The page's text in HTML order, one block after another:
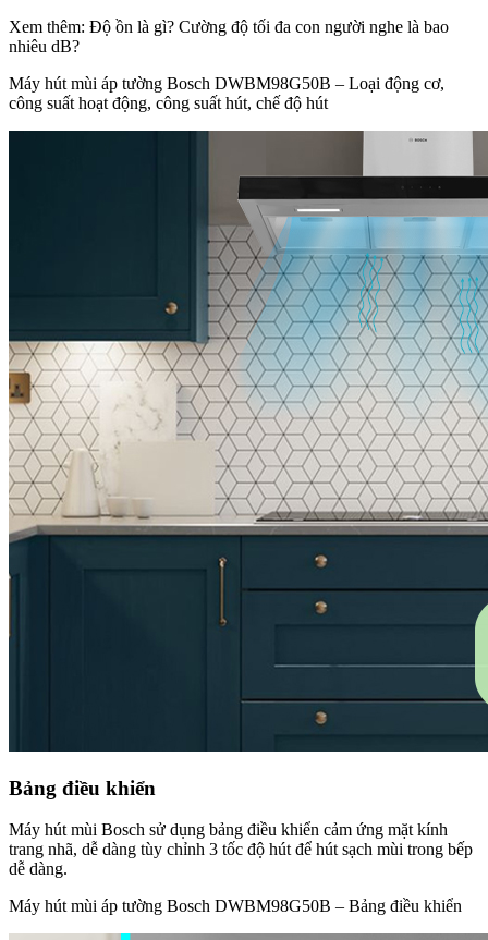
Xem thêm: Độ ồn là gì? Cường độ tối đa con người nghe là bao
nhiêu dB?
Máy hút mùi áp tường Bosch DWBM98G50B – Loại động cơ,
công suất hoạt động, công suất hút, chế độ hút
Bảng điều khiển
Máy hút mùi Bosch sử dụng bảng điều khiển cảm ứng mặt kính
trang nhã, dễ dàng tùy chỉnh 3 tốc độ hút để hút sạch mùi trong bếp
dễ dàng.
Máy hút mùi áp tường Bosch DWBM98G50B – Bảng điều khiển